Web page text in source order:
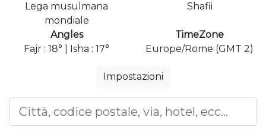
Lega musulmana
mondiale
Shafii
Angles
Fajr : 18° | Isha : 17°
TimeZone
Europe/Rome (GMT 2)
Impostazioni